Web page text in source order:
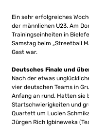
Ein sehr erfolgreiches
der männlichen U23. Am
Trainingseinheiten in
Samstag beim „Streetball
Gast war.
Deutsches Finale und
Nach der etwas
vier deutschen Teams in
Anfang an rund. Hatten sie
Startschwierigkeiten und
Quartett um Lucien
Jürgen Rich Igbineweka